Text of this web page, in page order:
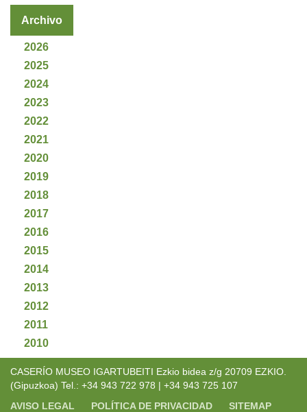
Archivo
2026
2025
2024
2023
2022
2021
2020
2019
2018
2017
2016
2015
2014
2013
2012
2011
2010
CASERÍO MUSEO IGARTUBEITI Ezkio bidea z/g 20709 EZKIO.
(Gipuzkoa) Tel.: +34 943 722 978 | +34 943 725 107
AVISO LEGAL
POLÍTICA DE PRIVACIDAD SITEMAP